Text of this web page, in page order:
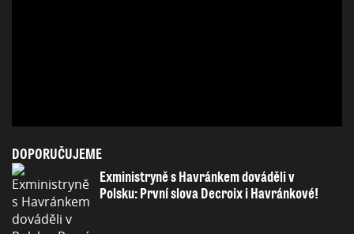
DOPORUČUJEME
Exministryně s Havránkem dováděli v
Polsku: První slova Decroix i Havránkové!